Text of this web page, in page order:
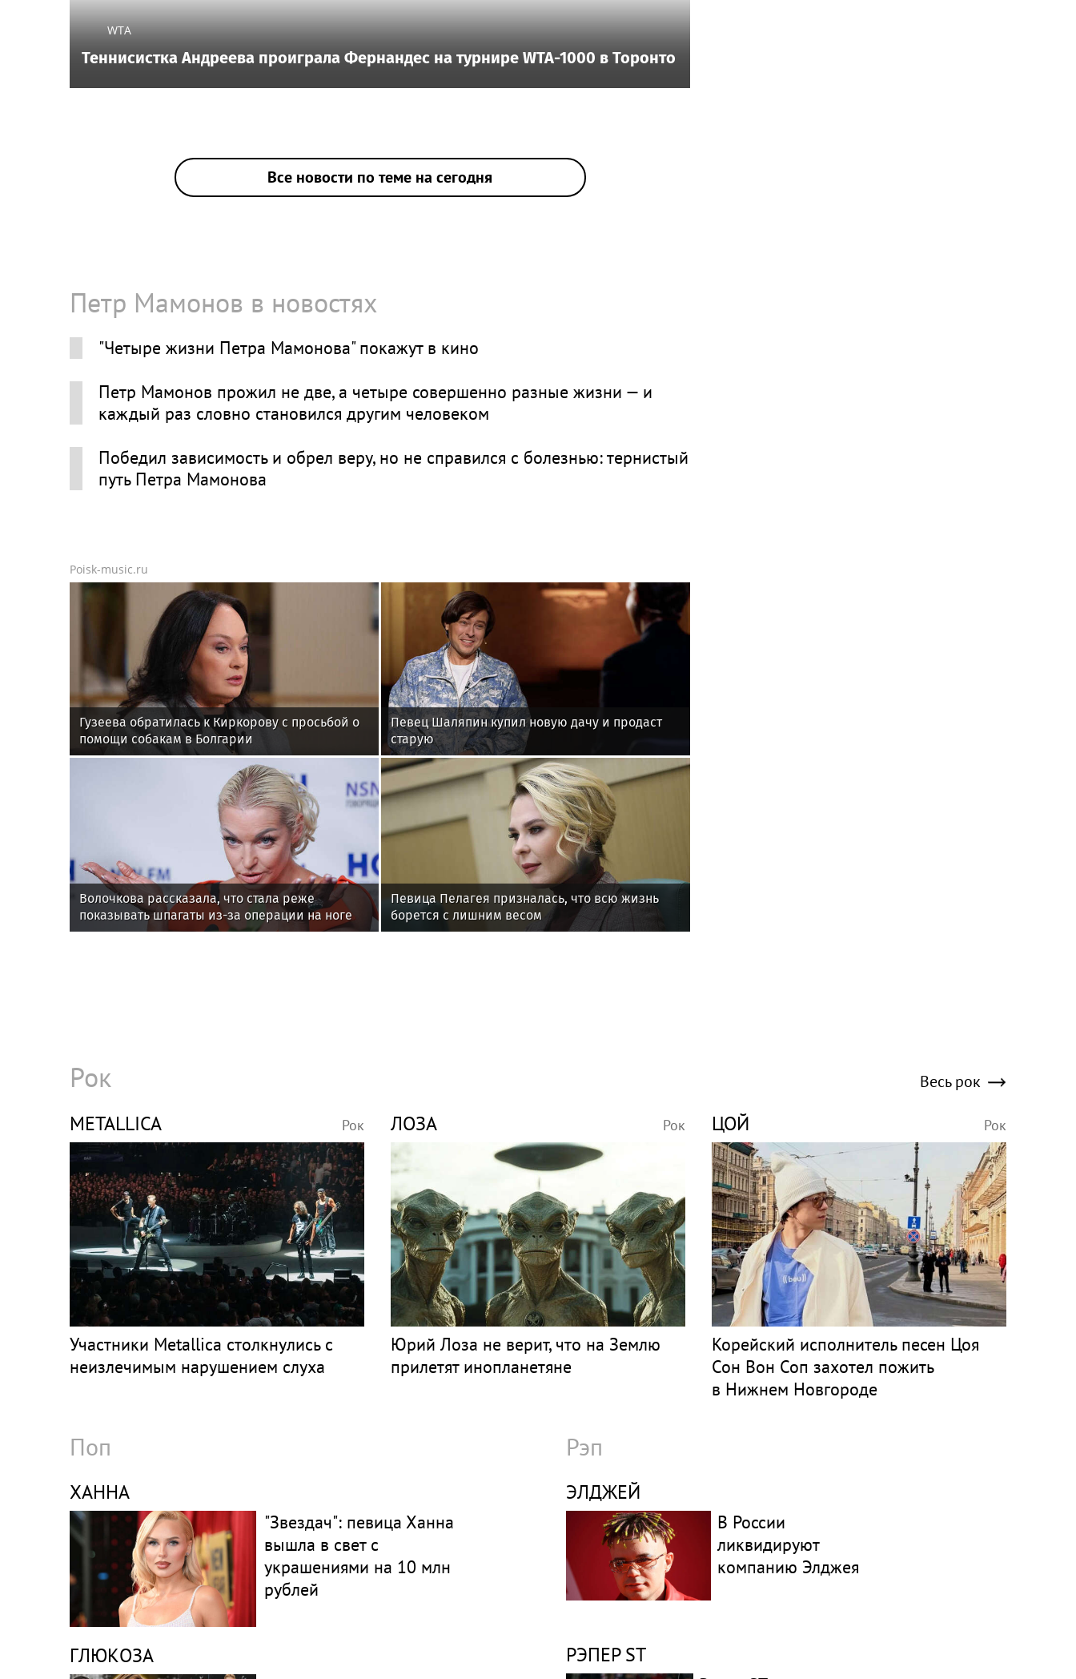
WTA
Теннисистка Андреева проиграла Фернандес на турнире WTA-1000 в Торонто
Все новости по теме на сегодня
Петр Мамонов в новостях
"Четыре жизни Петра Мамонова" покажут в кино
Петр Мамонов прожил не две, а четыре совершенно разные жизни — и
каждый раз словно становился другим человеком
Победил зависимость и обрел веру, но не справился с болезнью: тернистый
путь Петра Мамонова
Poisk-music.ru
Гузеева обратилась к Киркорову с просьбой о
помощи собакам в Болгарии
Певец Шаляпин купил новую дачу и продаст
старую
Волочкова рассказала, что стала реже
показывать шпагаты из-за операции на ноге
Певица Пелагея призналась, что всю жизнь
борется с лишним весом
Рок Весь рок
METALLICA Рок
Участники Metallica столкнулись с
неизлечимым нарушением слуха
ЛОЗА Рок
Юрий Лоза не верит, что на Землю
прилетят инопланетяне
ЦОЙ Рок
Корейский исполнитель песен Цоя
Сон Вон Соп захотел пожить
в Нижнем Новгороде
Поп
ХАННА
"Звездач": певица Ханна
вышла в свет с
украшениями на 10 млн
рублей
ГЛЮКОЗА
Рэп
ЭЛДЖЕЙ
В России
ликвидируют
компанию Элджея
РЭПЕР ST